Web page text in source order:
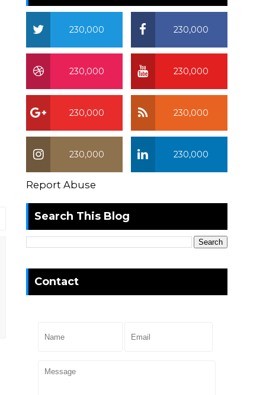
230,000
230,000
230,000
230,000
230,000
230,000
230,000
230,000
Report Abuse
Search This Blog
Contact